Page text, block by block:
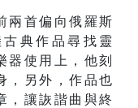
兩首偏向俄羅斯
典作品尋找靈
器使用上，他刻
，另外，作品也
，讓詼諧曲與終